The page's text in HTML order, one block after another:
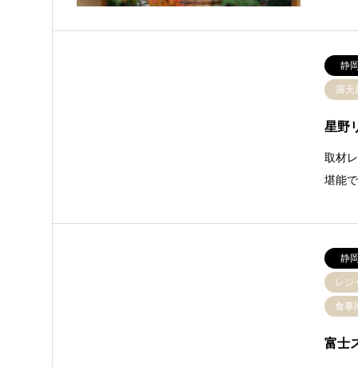
静
露天
星野
取材
堪能
静
レジ
食事
富士